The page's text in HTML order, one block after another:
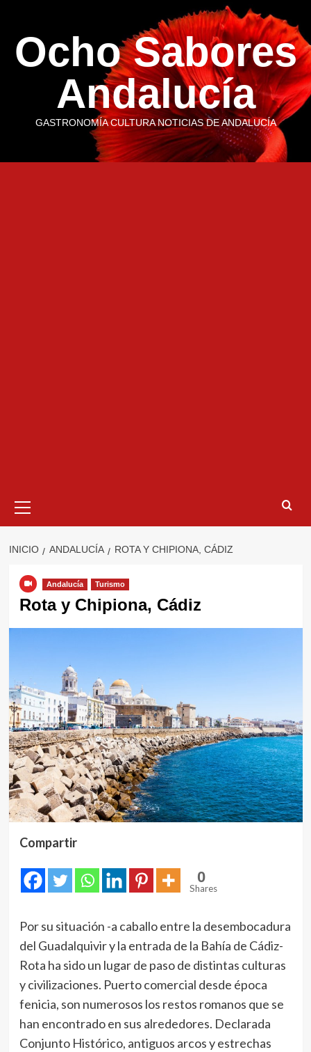
contenido
Ocho Sabores
Andalucía
GASTRONOMÍA CULTURA NOTICIAS DE ANDALUCÍA
primario
INICIO ANDALUCÍA ROTA Y CHIPIONA, CÁDIZ
Andalucía Turismo
Rota y Chipiona, Cádiz
Compartir
0
Shares
Por su situación -a caballo entre la desembocadura
del Guadalquivir y la entrada de la Bahía de Cádiz-
Rota ha sido un lugar de paso de distintas culturas
y civilizaciones. Puerto comercial desde época
fenicia, son numerosos los restos romanos que se
han encontrado en sus alrededores. Declarada
Conjunto Histórico, antiguos arcos y estrechas